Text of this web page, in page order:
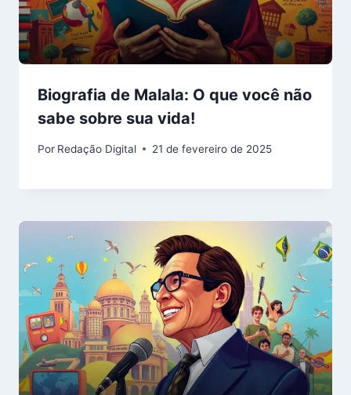
Biografia de Malala: O que você não
sabe sobre sua vida!
Por Redação Digital 21 de fevereiro de 2025